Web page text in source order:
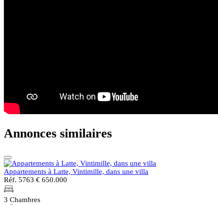
Annonces similaires
Appartements à Latte, Vintimille, dans une villa
Réf. 5763 € 650.000
3 Chambres